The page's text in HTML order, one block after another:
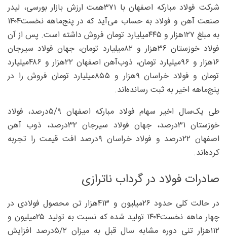
شرکت فولاد مبارکه اصفهان با ۳۷۱همت ارزش بازار بورسی، لیدر
صنعت آهن و فولاد به حساب می‌آید که در پنج‌ماهه نخست۱۴۰۴
به مبلغ ۱۲۷‌هزار و ۴۴۵‌میلیارد تومان فروش داشته است. پس از آن
فولاد خوزستان ۳۶‌هزار و ۸۲‌میلیارد تومان، جهان فولاد سیرجان
۱۶‌هزار و ۹۶‌میلیارد تومان، ذوب‌آهن اصفهان ۲۲‌هزار و ۴۸۶‌میلیارد
تومان و فولاد خراسان ۹‌هزار و ۸۵۵‌میلیارد تومان فروش را در
پنج‌ماهه اخیر به ثبت رسانده‌اند.
طی یک‌سال اخیر سهام فولاد مبارکه اصفهان ۵/۹درصد، فولاد
خوزستان ۳۱درصد، جهان فولاد سیرجان ۳۲درصد، ذوب آهن
اصفهان ۲۲‌درصد و فولاد خراسان ۹‌درصد افت قیمت را تجربه
کرده‌اند.
صادرات فولاد در گرداب ناترازی
در حالت کلی حدود ۲۶‌میلیون و ۴۱۳‌هزار تن محصول فولادی در
چهار ماهه نخست۱۴۰۴ تولید شده که نسبت به تولید ۲۵‌میلیون و
۱۱۲‌هزار تنی دوره مشابه سال قبل به میزان ۲/‏‏۵‌درصد افزایش